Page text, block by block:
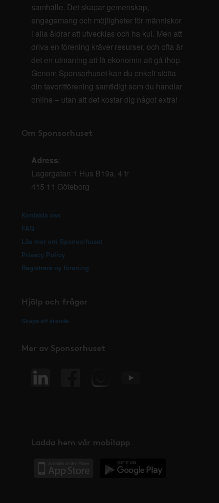
samhälle. Det skapar gemenskap,
engagemang och möjligheter för människor
i alla åldrar att utvecklas och ha kul. Men att
driva en förening kräver resurser, och ofta är
det en utmaning att få ekonomin att gå ihop.
Genom Sponsorhuset kan du enkelt stötta
din favoritförening samtidigt som du handlar
online – utan att det kostar dig något extra!
Om Sponsorhuset
Adress:
Lagergatan 1 Hus B19a, 4 tr
415 11 Göteborg
Kontakta oss
FAQ
Läs mer om Sponsorhuset
Privacy Policy
Registrera ny förening
Hjälp och frågor
Skapa ett ärende
Mer av Sponsorhuset
Ladda hem vår mobilapp